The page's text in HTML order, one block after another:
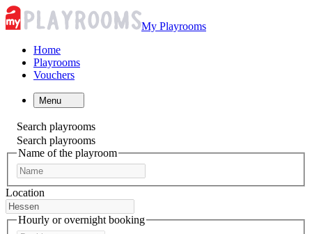
My Playrooms
Home
Playrooms
Vouchers
Menu
Search playrooms
Search playrooms
Name of the playroom
Location
Hourly or overnight booking